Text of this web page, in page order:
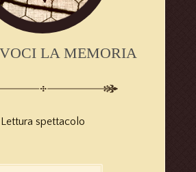
LA MEMORIA
Lettura spettacolo